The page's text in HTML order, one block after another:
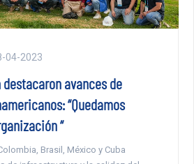
04-2023
avances de
“Quedamos
“
Brasil, México y Cuba